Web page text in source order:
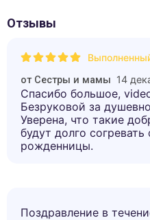
Отзывы
от Сестры и мамы 14
Спасибо большое,
Безруковой за
Уверена, что такие
будут долго
рожденницы.
Поздравление в